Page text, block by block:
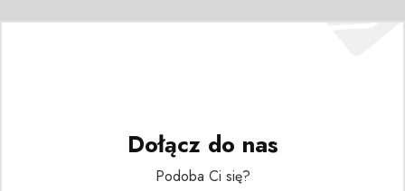
Dołącz do nas
Podoba Ci się?